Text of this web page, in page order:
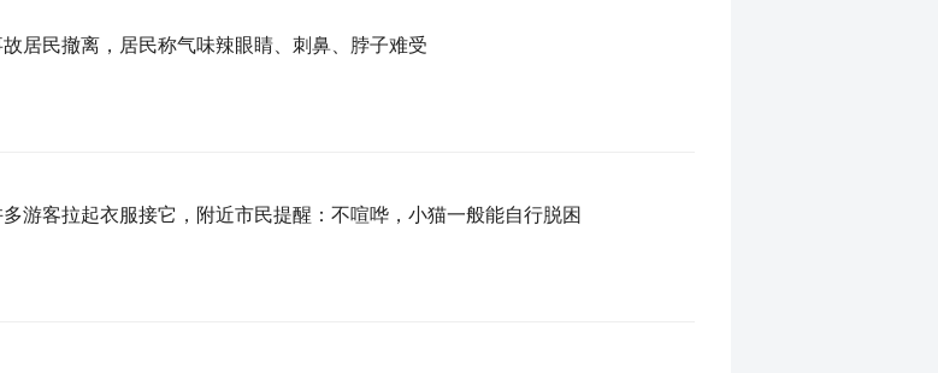
居民撤离，居民称气味辣眼睛、刺鼻、脖子难受
游客拉起衣服接它，附近市民提醒：不喧哗，小猫一般能自行脱困